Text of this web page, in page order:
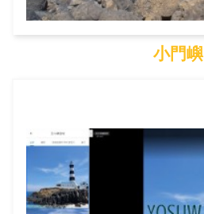
小門嶼